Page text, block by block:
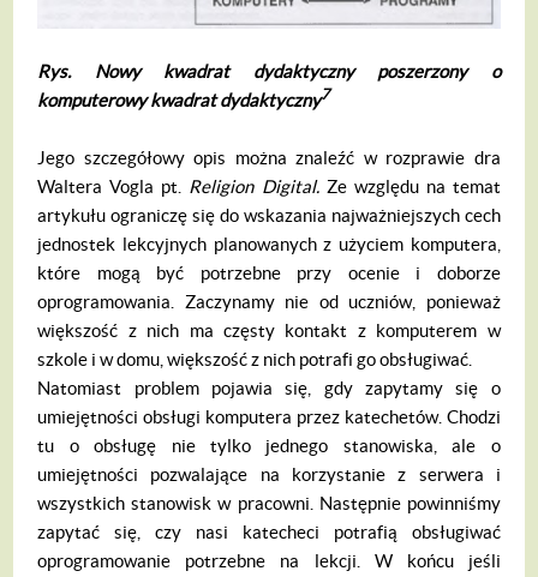
Rys. Nowy kwadrat dydaktyczny poszerzony o
komputerowy kwadrat dydaktyczny7
Jego szczegółowy opis można znaleźć w rozprawie dra
Waltera Vogla pt. Religion Digital. Ze względu na temat
artykułu ograniczę się do wskazania najważniejszych cech
jedno­stek lekcyjnych planowanych z użyciem komputera,
które mogą być potrzebne przy ocenie i doborze
oprogramowania. Zaczynamy nie od uczniów, ponieważ
większość z nich ma częsty kontakt z komputerem w
szkole i w do­mu, większość z nich potrafi go obsługiwać.
Natomiast problem pojawia się, gdy zapytamy się o
umiejętności obsługi komputera przez katechetów. Chodzi
tu o obsługę nie tylko jed­nego stanowiska, ale o
umiejętności pozwala­jące na korzystanie z serwera i
wszystkich sta­nowisk w pracowni. Następnie powinniśmy
zapytać się, czy nasi katecheci potrafią obsłu­giwać
oprogramowanie potrzebne na lekcji. W końcu jeśli